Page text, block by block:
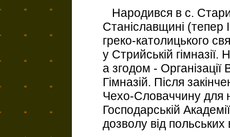
Народився в с.
Станіславщині (тепер
греко-католицького
у Стрийській
а згодом -
Гімназій. Після
Чехо-Словаччину для
Господарській
дозволу від польських